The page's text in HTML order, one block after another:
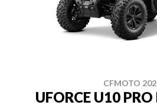
CFMOTO
UFORCE U10